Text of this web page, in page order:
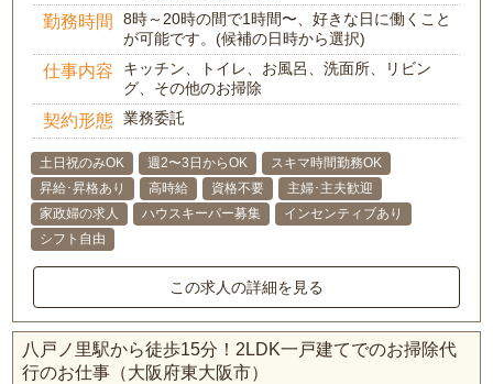
勤務時間
8時～20時の間で1時間〜、好きな日に働くこと
が可能です。(候補の日時から選択)
仕事内容
キッチン、トイレ、お風呂、洗面所、リビン
グ、その他のお掃除
契約形態 業務委託
土日祝のみOK 週2〜3日からOK
スキマ時間勤務OK
昇給･昇格あり
高時給 資格不要
主婦･主夫歓迎
家政婦の求人
ハウスキーパー募集
インセンティブあり
シフト自由
この求人の詳細を見る
八戸ノ里駅から徒歩15分！2LDK一戸建てでのお掃除代
行のお仕事（大阪府東大阪市）